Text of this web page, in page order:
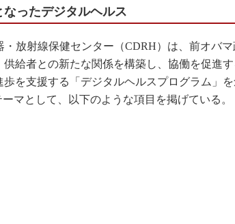
AUTOMOTIVE WORLD
産業オープンネット展
3Dプリンタ
S＆OP
インダストリー4.0
イノベーション
なったデジタルヘルス
放射線保健センター（CDRH）は、前オバマ
給者との新たな関係を構築し、協働を促進す
を支援する「デジタルヘルスプログラム」を
マとして、以下のような項目を掲げている。